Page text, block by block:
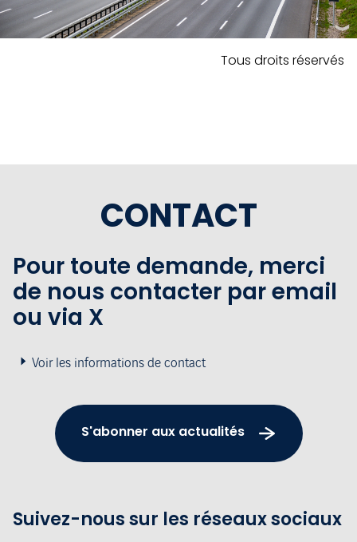
Tous droits réservés
CONTACT
Pour toute demande, merci
de nous contacter par email
ou via X
Voir les informations de contact
S'abonner aux actualités
Suivez-nous sur les réseaux sociaux